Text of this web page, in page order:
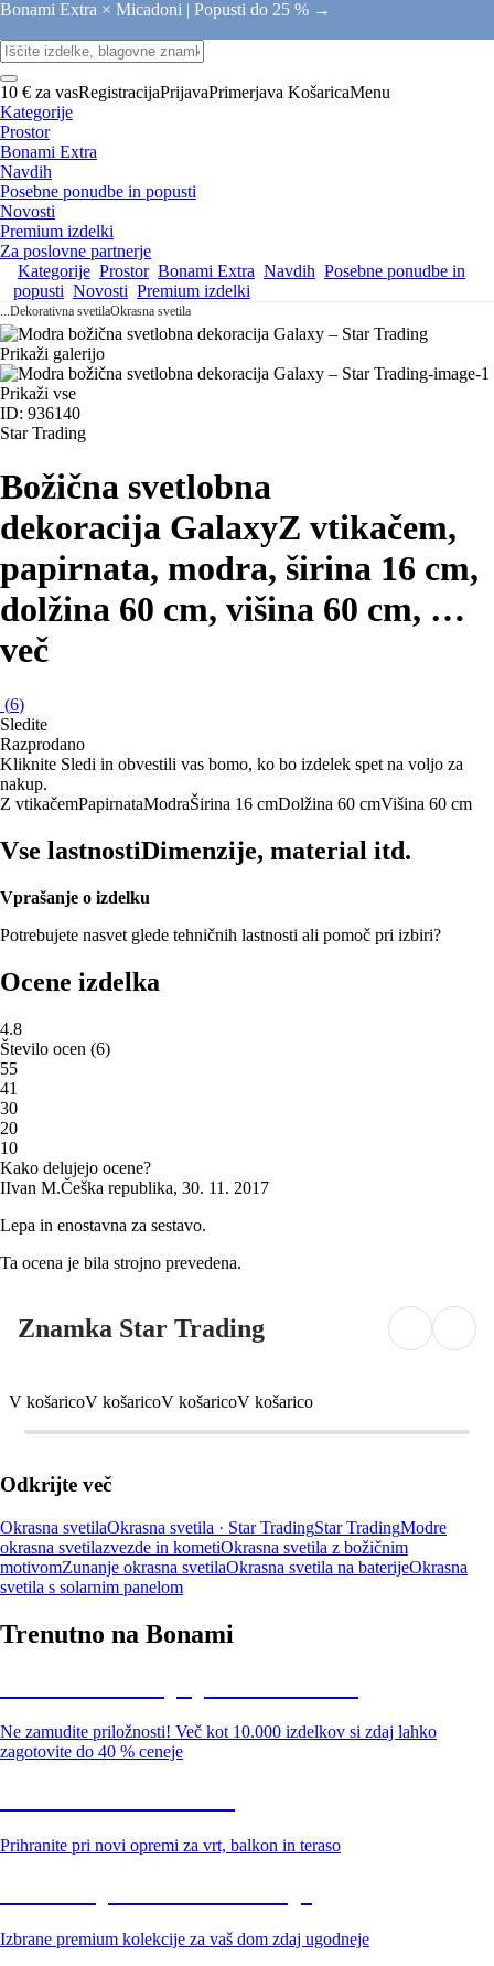
Bonami Extra × Micadoni | Popusti do 25 % →
10 € za vasRegistracijaPrijavaPrimerjava KošaricaMenu
Kategorije
Prostor
Bonami Extra
Navdih
Posebne ponudbe in popusti
Novosti
Premium izdelki
Za poslovne partnerje
Kategorije Prostor Bonami Extra Navdih Posebne ponudbe in
popusti Novosti Premium izdelki
...Dekorativna svetilaOkrasna svetila
Prikaži galerijo
Prikaži vse
ID: 936140
Star Trading
Božična svetlobna
dekoracija GalaxyZ vtikačem,
papirnata, modra, širina 16 cm,
dolžina 60 cm, višina 60 cm, …
več
(6)
Sledite
Razprodano
Kliknite Sledi in obvestili vas bomo, ko bo izdelek spet na voljo za
nakup.
Z vtikačemPapirnataModraŠirina 16 cmDolžina 60 cmVišina 60 cm
Vse lastnostiDimenzije, material itd.
Vprašanje o izdelku
Potrebujete nasvet glede tehničnih lastnosti ali pomoč pri izbiri?
Ocene izdelka
4.8
Število ocen (6)
55
41
30
20
10
Kako delujejo ocene?
IIvan M.Češka republika, 30. 11. 2017
Lepa in enostavna za sestavo.
Ta ocena je bila strojno prevedena.
Znamka Star Trading
V košaricoV košaricoV košaricoV košarico
Odkrijte več
Okrasna svetilaOkrasna svetila · Star TradingStar TradingModre
okrasna svetilazvezde in kometiOkrasna svetila z božičnim
motivomZunanje okrasna svetilaOkrasna svetila na baterijeOkrasna
svetila s solarnim panelom
Trenutno na Bonami
Ne zamudite priložnosti! Več kot 10.000 izdelkov si zdaj lahko
zagotovite do 40 % ceneje
Prihranite pri novi opremi za vrt, balkon in teraso
Izbrane premium kolekcije za vaš dom zdaj ugodneje